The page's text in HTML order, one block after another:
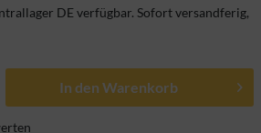
DE verfügbar. Sofort versandferig,
In den Warenkorb